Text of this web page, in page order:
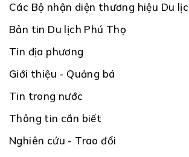
Các Bộ nhận diện thương hiệu Du
Bản tin Du lịch Phú Thọ
Tin địa phương
Giới thiệu - Quảng bá
Tin trong nước
Thông tin cần biết
Nghiên cứu - Trao đổi